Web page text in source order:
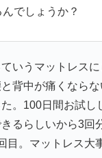
でしょうか？
いうマットレス
背中が痛くなら
。100日間お試し
るらしいから3回
目。マットレス大